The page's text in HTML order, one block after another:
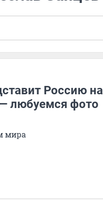
Россию на
любуемся фото
мира